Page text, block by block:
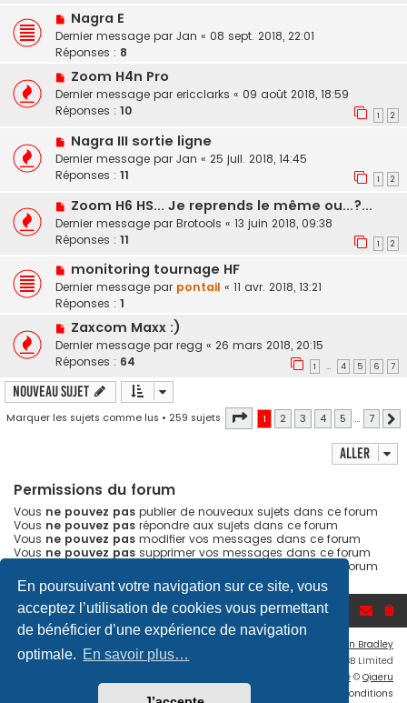
En poursuivant votre navigation sur ce site, vous
acceptez l’utilisation de cookies vous permettant
de bénéficier d’une expérience de navigation
optimale. En savoir plus…
Nagra E
Dernier message par Jan « 08 sept. 2018, 22:01
Réponses : 8
Zoom H4n Pro
Dernier message par ericclarks « 09 août 2018, 18:59
Réponses : 10 1 2
Nagra III sortie ligne
Dernier message par Jan « 25 juil. 2018, 14:45
Réponses : 11 1 2
Zoom H6 HS... Je reprends le même ou...?...
Dernier message par Brotools « 13 juin 2018, 09:38
Réponses : 11 1 2
monitoring tournage HF
Dernier message par pontail « 11 avr. 2018, 13:21
Réponses : 1
Zaxcom Maxx :)
Dernier message par regg « 26 mars 2018, 20:15
Réponses : 64 1 … 4 5 6 7
Nouveau sujet
Marquer les sujets comme lus • 259 sujets Page 1sur7
1 2 3 4 5 … 7
Aller
Permissions du forum
Vous ne pouvez pas publier de nouveaux sujets dans ce forum
Vous ne pouvez pas répondre aux sujets dans ce forum
Vous ne pouvez pas modifier vos messages dans ce forum
Vous ne pouvez pas supprimer vos messages dans ce forum
transférer de pièces jointes dans ce forum
Accueil du forum
Ian Bradley
Développé par
® Forum Software © phpBB Limited
Traduction française officielle © Qiaeru
Conditions